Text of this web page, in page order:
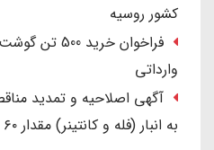
کشور روسیه
فراخوان
وارداتی
آگهی اصلاحیه و تمدید
به انبار (فله و کانتینر) مقدار ۶۰ هزار تن برنج هندی